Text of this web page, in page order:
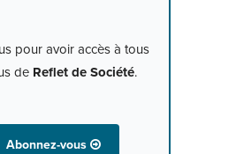
pour avoir accès à tous
de Reflet de Société.
Abonnez-vous